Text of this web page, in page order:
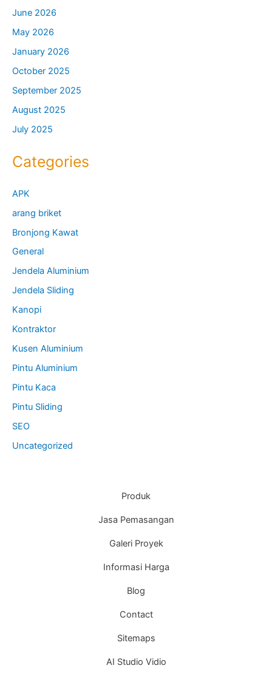
June 2026
May 2026
January 2026
October 2025
September 2025
August 2025
July 2025
Categories
APK
arang briket
Bronjong Kawat
General
Jendela Aluminium
Jendela Sliding
Kanopi
Kontraktor
Kusen Aluminium
Pintu Aluminium
Pintu Kaca
Pintu Sliding
SEO
Uncategorized
Produk
Jasa Pemasangan
Galeri Proyek
Informasi Harga
Blog
Contact
Sitemaps
AI Studio Vidio